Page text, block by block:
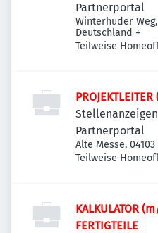
Partnerportal
Winterhuder
Deutschland +
Teilweise
Partnerportal
Alte Messe,
Teilweise
KALKULATOR
FERTIGTEILE